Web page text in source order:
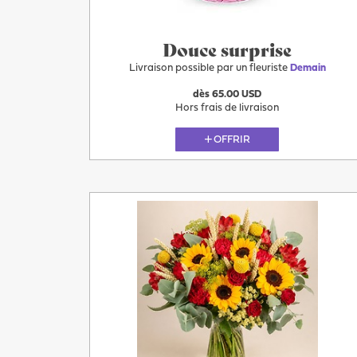
Douce surprise
Livraison possible par un fleuriste Demain
Demain
dès 65.00 USD
Hors frais de livraison
OFFRIR